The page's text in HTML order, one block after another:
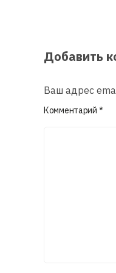
Добавить
Ваш адрес
Комментарий *